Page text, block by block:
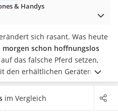
& Handys
sich rasant. Was heute
morgen schon hoffnungslos
das falsche Pferd setzen,
den erhältlichen Geräten
haben wir bereits für Sie
dass besonders
im Vergleich